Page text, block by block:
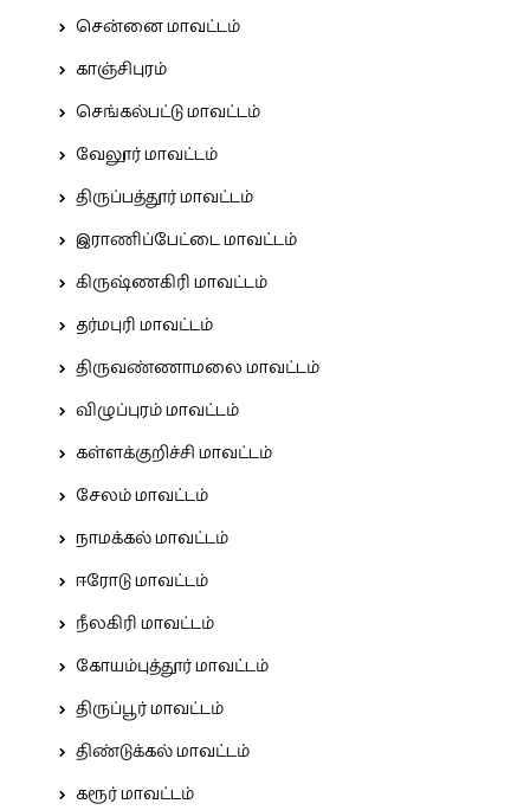
சென்னை மாவட்டம்
காஞ்சிபுரம்
செங்கல்பட்டு மாவட்டம்
வேலூர் மாவட்டம்
திருப்பத்தூர் மாவட்டம்
இராணிப்பேட்டை மாவட்டம்
கிருஷ்ணகிரி மாவட்டம்
தர்மபுரி மாவட்டம்
திருவண்ணாமலை மாவட்டம்
விழுப்புரம் மாவட்டம்
கள்ளக்குறிச்சி மாவட்டம்
சேலம் மாவட்டம்
நாமக்கல் மாவட்டம்
ஈரோடு மாவட்டம்
நீலகிரி மாவட்டம்
கோயம்புத்தூர் மாவட்டம்
திருப்பூர் மாவட்டம்
திண்டுக்கல் மாவட்டம்
கரூர் மாவட்டம்